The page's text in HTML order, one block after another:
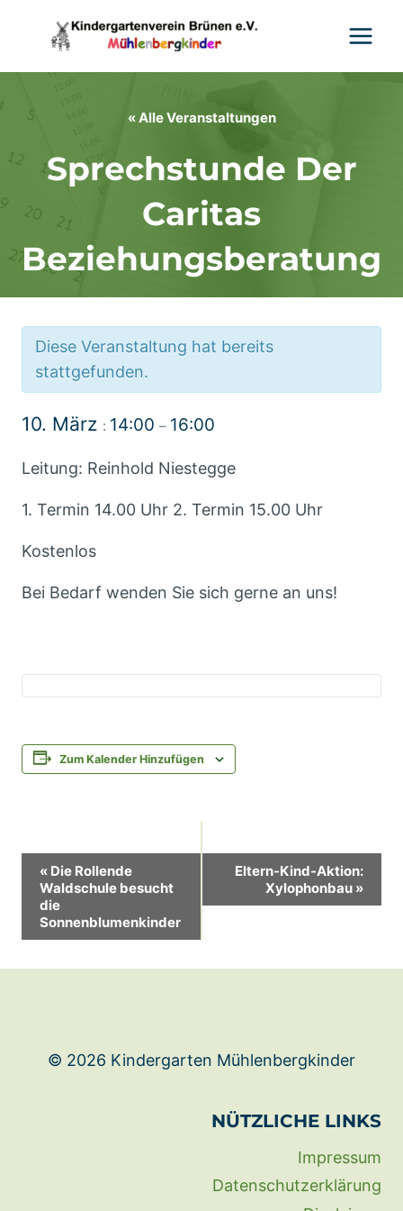
« Alle Veranstaltungen
Sprechstunde Der
Caritas
Beziehungsberatung
Diese Veranstaltung hat bereits
stattgefunden.
10. März : 14:00 – 16:00
Leitung: Reinhold Niestegge
1. Termin 14.00 Uhr 2. Termin 15.00 Uhr
Kostenlos
Bei Bedarf wenden Sie sich gerne an uns!
Zum Kalender Hinzufügen
Veranstaltung-
Navigation
« Die Rollende
Waldschule besucht
die
Sonnenblumenkinder
Eltern-Kind-Aktion:
Xylophonbau »
© 2026 Kindergarten Mühlenbergkinder
NÜTZLICHE LINKS
Impressum
Datenschutzerklärung